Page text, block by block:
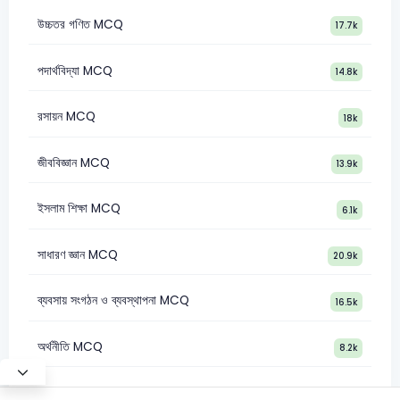
উচ্চতর গণিত MCQ 17.7k
পদার্থবিদ্যা MCQ 14.8k
রসায়ন MCQ 18k
জীববিজ্ঞান MCQ 13.9k
ইসলাম শিক্ষা MCQ 6.1k
সাধারণ জ্ঞান MCQ 20.9k
ব্যবসায় সংগঠন ও ব্যবস্থাপনা MCQ 16.5k
অর্থনীতি MCQ 8.2k